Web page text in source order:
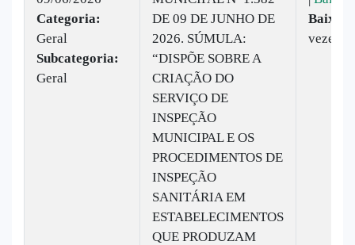
Categoria:
Geral
Subcategoria:
Geral
DE 09 DE JUNHO DE
2026. SÚMULA:
“DISPÕE SOBRE A
CRIAÇÃO DO
SERVIÇO DE
INSPEÇÃO
MUNICIPAL E OS
PROCEDIMENTOS DE
INSPEÇÃO
SANITÁRIA EM
ESTABELECIMENTOS
QUE PRODUZAM
vezes